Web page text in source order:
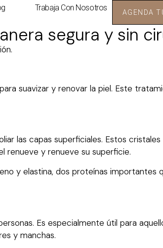
Trabaja Con Nosotros AGENDA
segura y sin
suavizar y renovar la piel. Este
las capas superficiales. Estos cristales
renueve y renueve su superficie.
y elastina, dos proteínas importantes
Es especialmente útil para
y manchas.